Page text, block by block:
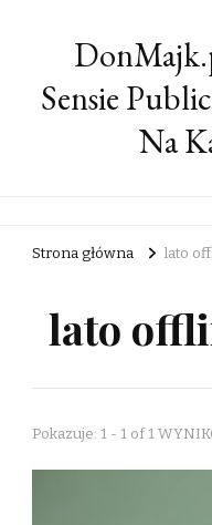
Sensie
Na
Strona główna lato
lato
Pokazuje: 1 - 1 of 1